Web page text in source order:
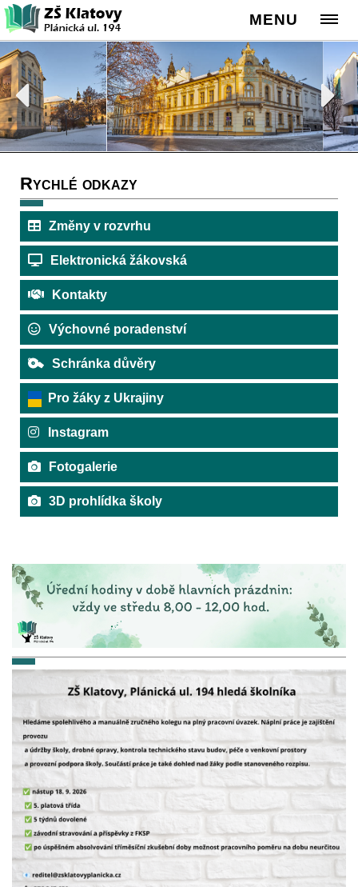
MENU
Rychlé odkazy
Změny v rozvrhu
Elektronická žákovská
Kontakty
Výchovné poradenství
Schránka důvěry
Pro žáky z Ukrajiny
Instagram
Fotogalerie
3D prohlídka školy